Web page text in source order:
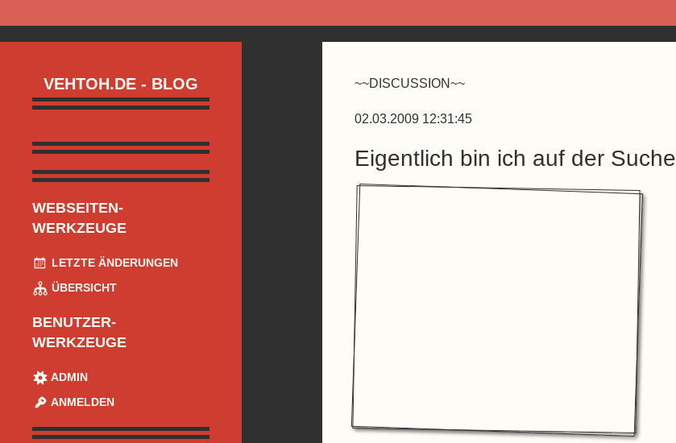
VEHTOH.DE - BLOG
WEBSEITEN-
WERKZEUGE
LETZTE ÄNDERUNGEN
ÜBERSICHT
BENUTZER-
WERKZEUGE
ADMIN
ANMELDEN
~~DISCUSSION~~
02.03.2009 12:31:45
Eigentlich bin ich auf der Suche